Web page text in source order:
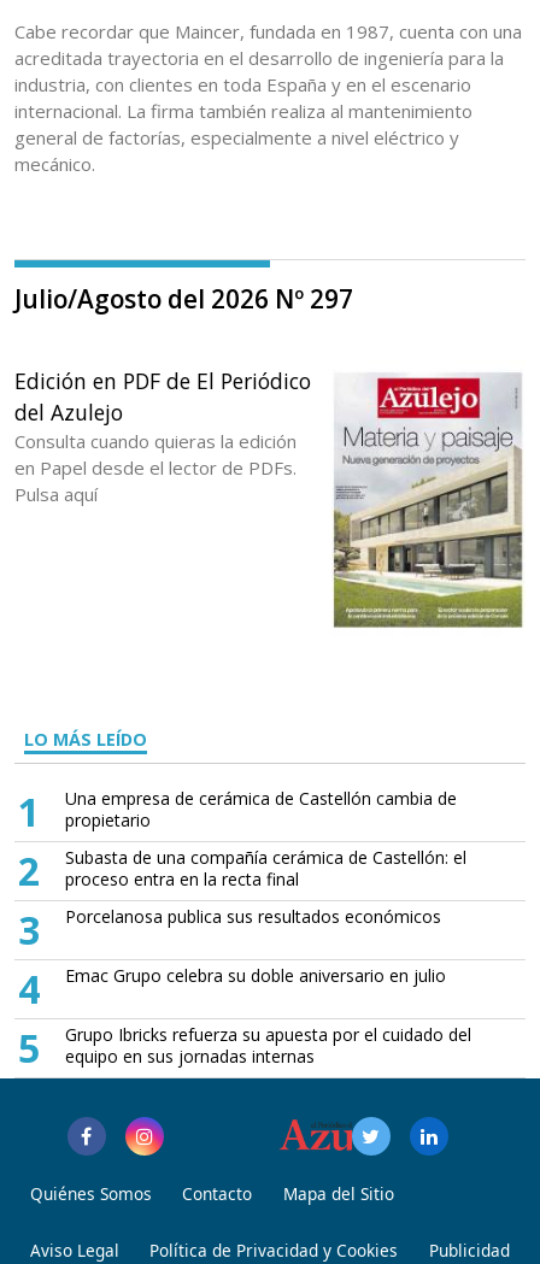
Cabe recordar que Maincer, fundada en 1987, cuenta con una
acreditada trayectoria en el desarrollo de ingeniería para la
industria, con clientes en toda España y en el escenario
internacional. La firma también realiza al mantenimiento
general de factorías, especialmente a nivel eléctrico y
mecánico.
Julio/Agosto del 2026 Nº 297
Edición en PDF de El Periódico
del Azulejo
Consulta cuando quieras la edición
en Papel desde el lector de PDFs.
Pulsa aquí
LO MÁS LEÍDO
1
Una empresa de cerámica de Castellón cambia de
propietario
2
Subasta de una compañía cerámica de Castellón: el
proceso entra en la recta final
3 Porcelanosa publica sus resultados económicos
4 Emac Grupo celebra su doble aniversario en julio
5
Grupo Ibricks refuerza su apuesta por el cuidado del
equipo en sus jornadas internas
Quiénes Somos Contacto Mapa del Sitio
Aviso Legal Política de Privacidad y Cookies Publicidad